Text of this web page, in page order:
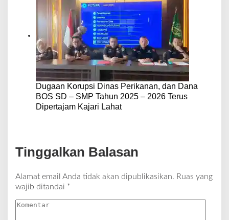
Dugaan Korupsi Dinas Perikanan, dan Dana
BOS SD – SMP Tahun 2025 – 2026 Terus
Dipertajam Kajari Lahat
Tinggalkan Balasan
Alamat email Anda tidak akan dipublikasikan. Ruas yang
wajib ditandai *